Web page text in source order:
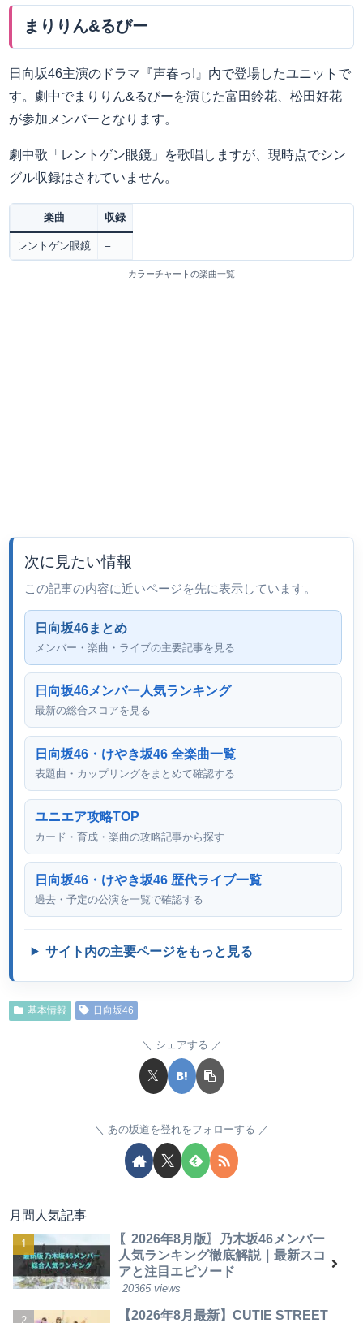
まりりん&るびー
日向坂46主演のドラマ『声春っ!』内で登場したユニットで
す。劇中でまりりん&るびーを演じた富田鈴花、松田好花
が参加メンバーとなります。
劇中歌「レントゲン眼鏡」を歌唱しますが、現時点でシン
グル収録はされていません。
楽曲 収録
レントゲン眼鏡 –
カラーチャートの楽曲一覧
次に見たい情報
この記事の内容に近いページを先に表示しています。
日向坂46まとめ
メンバー・楽曲・ライブの主要記事を見る
日向坂46メンバー人気ランキング
最新の総合スコアを見る
日向坂46・けやき坂46 全楽曲一覧
表題曲・カップリングをまとめて確認する
ユニエア攻略TOP
カード・育成・楽曲の攻略記事から探す
日向坂46・けやき坂46 歴代ライブ一覧
過去・予定の公演を一覧で確認する
サイト内の主要ページをもっと見る
基本情報 日向坂46
シェアする
あの坂道を登れをフォローする
月間人気記事
〖2026年8月版〗乃木坂46メンバー
人気ランキング徹底解説｜最新スコ
アと注目エピソード
20365 views
【2026年8月最新】CUTIE STREET